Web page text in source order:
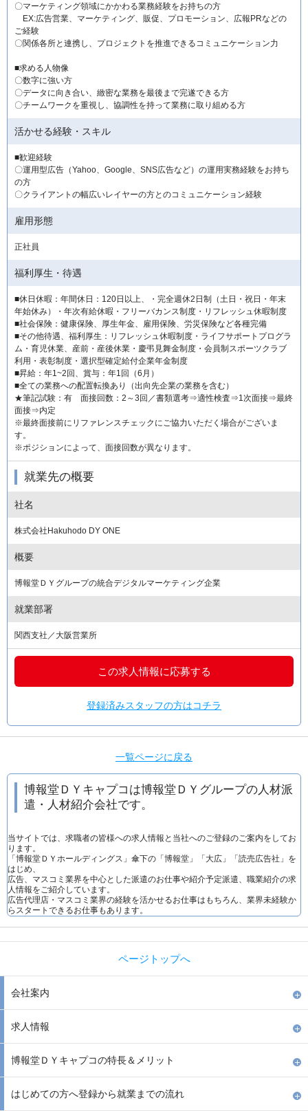
〇マーケティング領域にかかわる業務経験をお持ちの方
EX:広告営業、マーケティング、販促、プロモーション、広報PRなどの
ご経験
〇関係各所と連携し、プロジェクトを推進できるコミュニケーション力
■求める人物像
〇数字に強い方
〇データに向き合い、緻密な業務を最後まで完遂できる方
〇チームワークを重視し、協調性を持って業務に取り組める方
活かせる経験・スキル
■歓迎経験
〇運用型広告（Yahoo、Google、SNS広告など）の運用実務経験をお持ち
の方
〇クライアントの幅広いレイヤーの方とのコミュニケーション経験
雇用形態
正社員
福利厚生・待遇
■休日休暇：年間休日：120日以上、・完全週休2日制（土日・祝日・年末
年始休み）・年次有給休暇・フリーバカンス制度・リフレッシュ休暇制度
■社会保険：健康保険、厚生年金、雇用保険、労災保険など各種完備
■その他待遇、福利厚生：リフレッシュ休暇制度・ライフサポートプログラ
ム・育児休業、産前・産後休業・慶弔見舞金制度・会員制スポーツクラブ
利用・表彰制度・選択型確定給付企業年金制度
■昇給：年1~2回、賞与：年1回（6月）
■全ての業務への配置転換あり（出向先企業の業務を含む）
★筆記試験：有 面接回数：2～3回／書類選考⇒適性検査⇒1次面接⇒最終
面接⇒内定
※最終面接前にリファレンスチェックにご協力いただく場合がございま
す。
※ポジションによって、面接回数が異なります。
就業先の概要
社名
株式会社Hakuhodo DY ONE
概要
博報堂ＤＹグループの統合デジタルマーケティング企業
就業部署
関西支社／大阪営業所
この求人情報に応募する
登録済みスタッフの方はコチラ
一覧ページに戻る
博報堂ＤＹキャプコは博報堂ＤＹグループの人材派
遣・人材紹介会社です。
当サイトでは、求職者の皆様への求人情報と当社へのご登録のご案内をしてお
ります。
「博報堂ＤＹホールディングス」傘下の「博報堂」「大広」「読売広告社」を
はじめ、
広告、マスコミ業界を中心とした派遣のお仕事や紹介予定派遣、職業紹介の求
人情報をご紹介しています。
広告代理店・マスコミ業界の経験を活かせるお仕事はもちろん、業界未経験か
らスタートできるお仕事もあります。
ページトップへ
会社案内
求人情報
博報堂ＤＹキャプコの特長＆メリット
はじめての方へ登録から就業までの流れ